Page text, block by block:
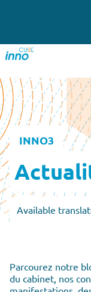
INNO3
Available
Parcourez notre
du cabinet, nos